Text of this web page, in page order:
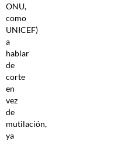
ONU,
como
UNICEF)
a
hablar
de
corte
en
vez
de
mutilación,
ya